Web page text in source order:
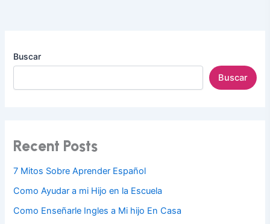
Buscar
Buscar
Recent Posts
7 Mitos Sobre Aprender Español
Como Ayudar a mi Hijo en la Escuela
Como Enseñarle Ingles a Mi hijo En Casa